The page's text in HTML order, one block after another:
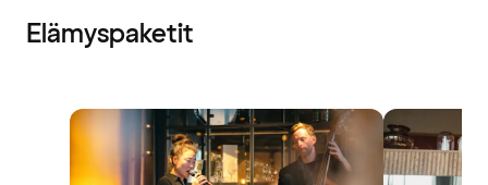
Elämyspaketit